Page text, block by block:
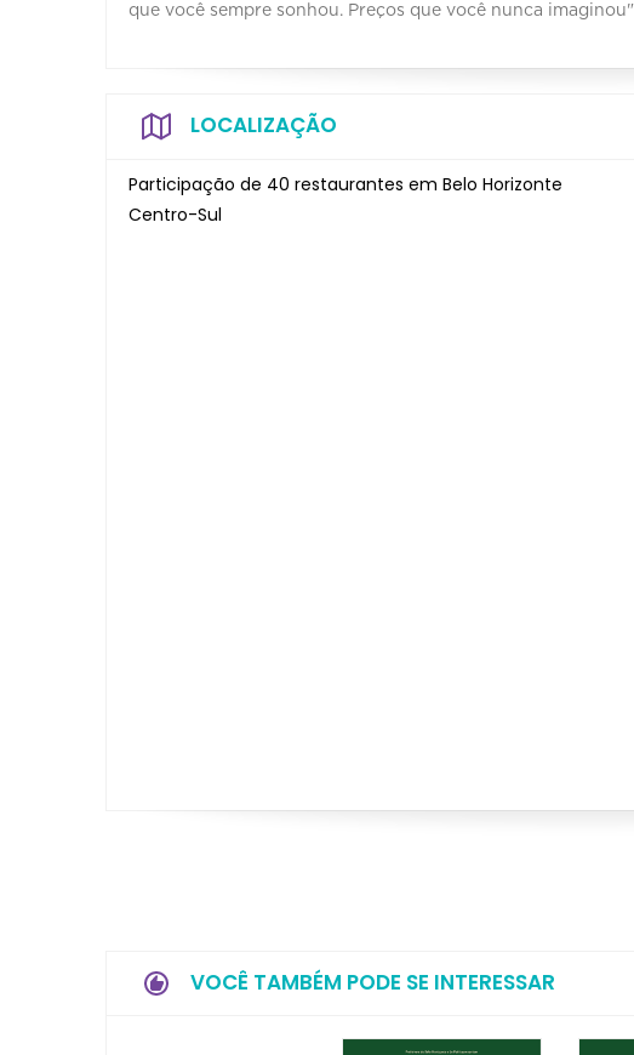
que você sempre sonhou. Preços que você nunca imaginou"
LOCALIZAÇÃO
Participação de 40 restaurantes em Belo Horizonte
Centro-Sul
VOCÊ TAMBÉM PODE SE INTERESSAR